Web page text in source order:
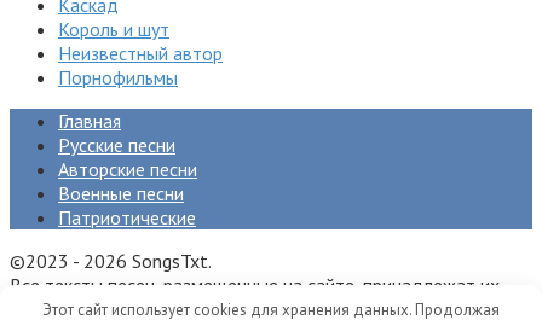
Король и шут
Неизвестный автор
Порнофильмы
Главная
Русские песни
Авторские песни
Военные песни
Патриотические
©2023 - 2026 SongsTxt.
Все тексты песен, размещенные на сайте, принадлежат их
авторам и (или) правообладателям.
Этот сайт использует cookies для хранения данных. Продолжая